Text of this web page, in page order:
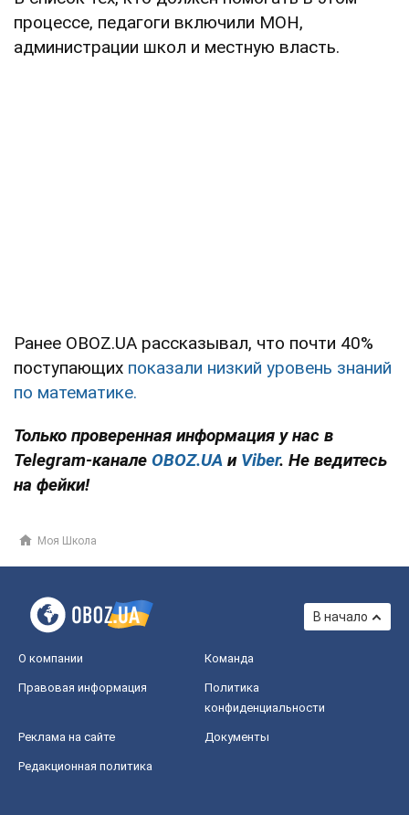
процессе, педагоги включили МОН,
администрации школ и местную власть.
Ранее OBOZ.UA рассказывал, что почти 40%
поступающих показали низкий уровень знаний
по математике.
Только проверенная информация у нас в
Telegram-канале OBOZ.UA и Viber. Не ведитесь
на фейки!
Моя Школа
В начало
О компании Команда
Правовая информация
Политика
конфиденциальности
Реклама на сайте Документы
Редакционная политика